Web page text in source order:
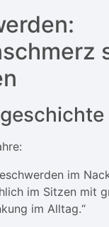
im
im Sitzen mit
im Alltag.“